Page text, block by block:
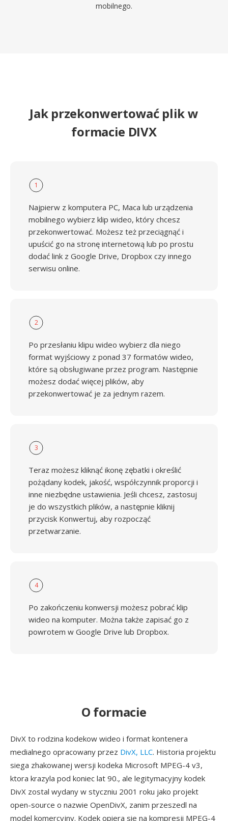
mobilnego.
Jak przekonwertować plik w
formacie DIVX
1
Najpierw z komputera PC, Maca lub urządzenia
mobilnego wybierz klip wideo, który chcesz
przekonwertować. Możesz też przeciągnąć i
upuścić go na stronę internetową lub po prostu
dodać link z Google Drive, Dropbox czy innego
serwisu online.
2
Po przesłaniu klipu wideo wybierz dla niego
format wyjściowy z ponad 37 formatów wideo,
które są obsługiwane przez program. Następnie
możesz dodać więcej plików, aby
przekonwertować je za jednym razem.
3
Teraz możesz kliknąć ikonę zębatki i określić
pożądany kodek, jakość, współczynnik proporcji i
inne niezbędne ustawienia. Jeśli chcesz, zastosuj
je do wszystkich plików, a następnie kliknij
przycisk Konwertuj, aby rozpocząć
przetwarzanie.
4
Po zakończeniu konwersji możesz pobrać klip
wideo na komputer. Można także zapisać go z
powrotem w Google Drive lub Dropbox.
O formacie
DivX to rodzina kodekow wideo i format kontenera
medialnego opracowany przez DivX, LLC. Historia projektu
siega zhakowanej wersji kodeka Microsoft MPEG-4 v3,
ktora krazyla pod koniec lat 90., ale legitymacyjny kodek
DivX zostal wydany w styczniu 2001 roku jako projekt
open-source o nazwie OpenDivX, zanim przeszedl na
model komercyjny. Kodek opiera sie na kompresji MPEG-4